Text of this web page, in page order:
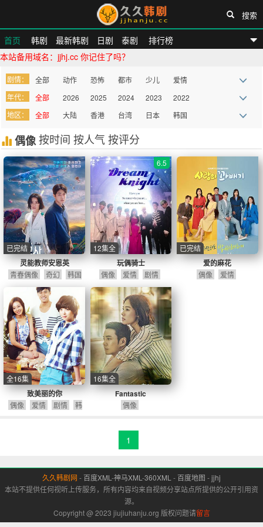
久久韩剧网
首页 韩剧 最新韩剧 日剧 泰剧 排行榜
搜索
本站备用域名：jjhj.cc 你记住了吗？
剧情： 全部 动作 恐怖 都市 少儿 爱情
喜剧 恐怖 宫廷 剧情 犯罪 家庭
励志 偶像 科幻 惊悚 悬疑 古装
奇幻 鬼怪 耽美
年代： 全部 2026 2025 2024 2023 2022
2021 2020 2019 2018 2017 2016
2015 2014 2013 2012
more
地区： 全部 大陆 香港 台湾 日本 韩国
欧美 泰国 其他
偶像按时间 按人气 按评分
灵能教师安恩英
已完结
青春偶像 奇幻
韩国
剧
玩偶骑士
6.5
12集全
偶像 爱情 剧情
爱的麻花
已完结
偶像 爱情
致美丽的你
全16集
偶像 爱情 剧情
韩
Fantastic
16集全
偶像
1
久久韩剧网 -百度XML -神马XML -360XML -百度地图 -jjhj
本站不提供任何视听上传服务，所有内容均来自视频分享站点所提供的公开引用资
源。
Copyright @ 2023 jiujiuhanju.org 版权问题请留言